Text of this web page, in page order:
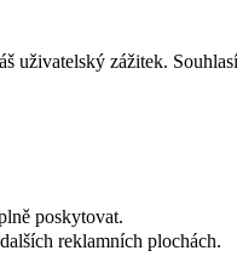
uživatelský zážitek.
poskytovat.
reklamních plochách.